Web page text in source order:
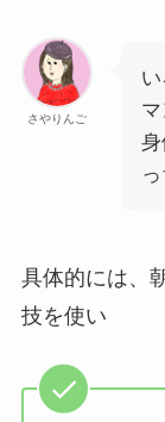
さやりんご
具体的には、
技を使い